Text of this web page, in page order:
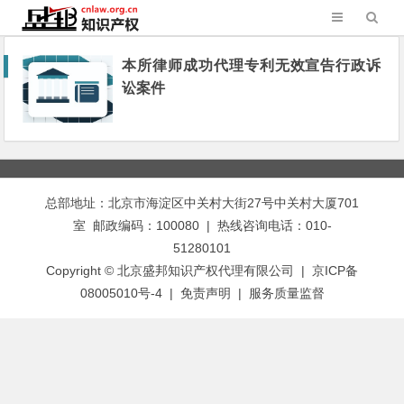
本所律师成功代理专利无效宣告行政诉
讼案件
总部地址：北京市海淀区中关村大街27号中关村大厦701
室 邮政编码：100080 | 热线咨询电话：010-
51280101
Copyright © 北京盛邦知识产权代理有限公司 | 京ICP备
08005010号-4 | 免责声明 | 服务质量监督